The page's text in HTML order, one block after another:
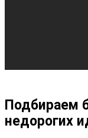
Подбираем
недорогих